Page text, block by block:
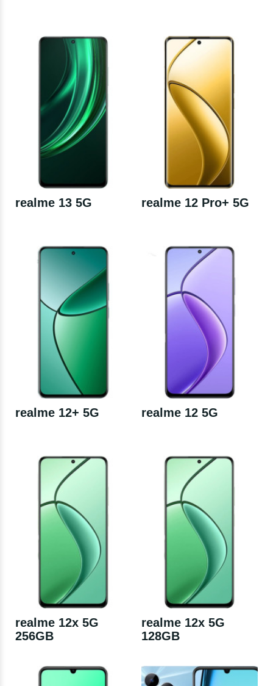
realme 13 5G realme 12 Pro+ 5G
realme 12+ 5G realme 12 5G
realme 12x 5G
256GB
realme 12x 5G
128GB